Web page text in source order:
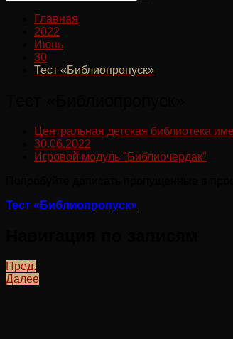
Главная
2022
Июнь
30
Тест «Библиопропуск»
Центральная детская библиотека
30.06.2022
Игровой модуль "Библиочердак"
Тест «Библиопропуск»
Пред.
Далее